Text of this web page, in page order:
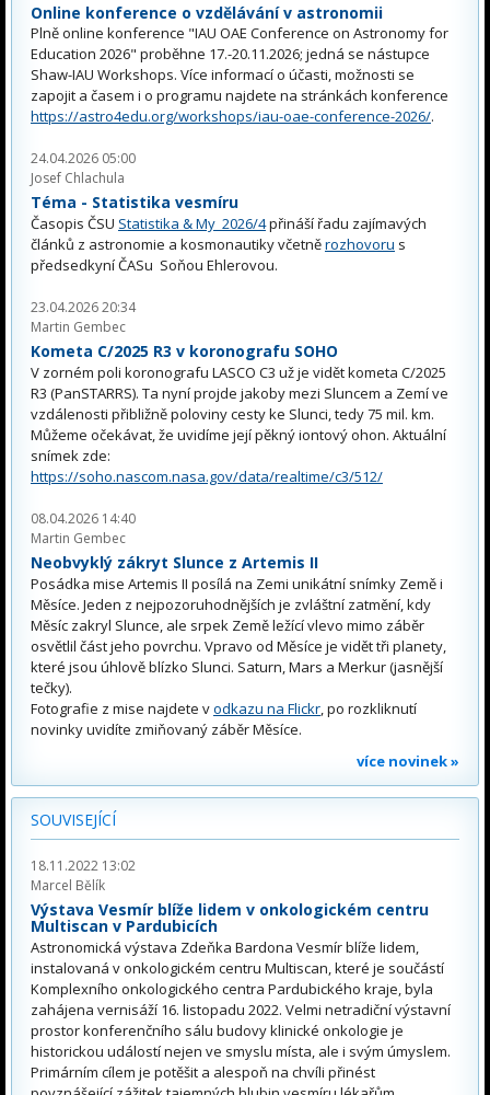
Online konference o vzdělávání v astronomii
Plně online konference "IAU OAE Conference on Astronomy for
Education 2026" proběhne 17.-20.11.2026; jedná se nástupce
Shaw-IAU Workshops. Více informací o účasti, možnosti se
zapojit a časem i o programu najdete na stránkách konference
https://astro4edu.org/workshops/iau-oae-conference-2026/.
24.04.2026 05:00
Josef Chlachula
Téma - Statistika vesmíru
Časopis ČSU Statistika & My 2026/4přináší řadu zajímavých
článků z astronomie a kosmonautiky včetněrozhovoru s
předsedkyní ČASu Soňou Ehlerovou.
23.04.2026 20:34
Martin Gembec
Kometa C/2025 R3 v koronografu SOHO
V zorném poli koronografu LASCO C3 už je vidět kometa C/2025
R3 (PanSTARRS). Ta nyní projde jakoby mezi Sluncem a Zemí ve
vzdálenosti přibližně poloviny cesty ke Slunci, tedy 75 mil. km.
Můžeme očekávat, že uvidíme její pěkný iontový ohon. Aktuální
snímek zde:
https://soho.nascom.nasa.gov/data/realtime/c3/512/
08.04.2026 14:40
Martin Gembec
Neobvyklý zákryt Slunce z Artemis II
Posádka mise Artemis II posílá na Zemi unikátní snímky Země i
Měsíce. Jeden z nejpozoruhodnějších je zvláštní zatmění, kdy
Měsíc zakryl Slunce, ale srpek Země ležící vlevo mimo záběr
osvětlil část jeho povrchu. Vpravo od Měsíce je vidět tři planety,
které jsou úhlově blízko Slunci. Saturn, Mars a Merkur (jasnější
tečky).
Fotografie z mise najdete vodkazu na Flickr, po rozkliknutí
novinky uvidíte zmiňovaný záběr Měsíce.
více novinek »
SOUVISEJÍCÍ
18.11.2022 13:02
Marcel Bělík
Výstava Vesmír blíže lidem v onkologickém centru
Multiscan v Pardubicích
Astronomická výstava Zdeňka Bardona Vesmír blíže lidem,
instalovaná v onkologickém centru Multiscan, které je součástí
Komplexního onkologického centra Pardubického kraje, byla
zahájena vernisáží 16. listopadu 2022. Velmi netradiční výstavní
prostor konferenčního sálu budovy klinické onkologie je
historickou událostí nejen ve smyslu místa, ale i svým úmyslem.
Primárním cílem je potěšit a alespoň na chvíli přinést